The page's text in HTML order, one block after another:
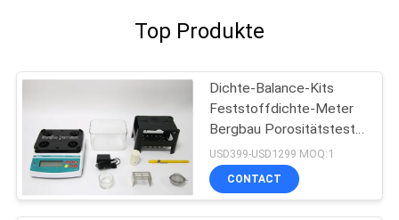
Top Produkte
Dichte-Balance-Kits
Feststoffdichte-Meter
Bergbau Porositätstest
für Kunststoff
USD399-USD1299 MOQ:1
CONTACT